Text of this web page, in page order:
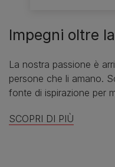
Impegni oltre
La nostra passione è
persone che li amano.
fonte di ispirazione per
SCOPRI DI PIÙ